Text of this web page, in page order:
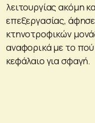
λειτουργίας ακόμη
επεξεργασίας,
κτηνοτροφικών
αναφορικά με το
κεφάλαιο για σφαγή.